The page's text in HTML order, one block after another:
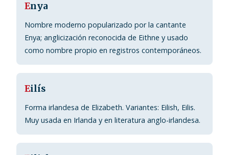
Enya
Nombre moderno popularizado por la cantante
Enya; anglicización reconocida de Eithne y usado
como nombre propio en registros contemporáneos.
Eilís
Forma irlandesa de Elizabeth. Variantes: Eilish, Eilis.
Muy usada en Irlanda y en literatura anglo-irlandesa.